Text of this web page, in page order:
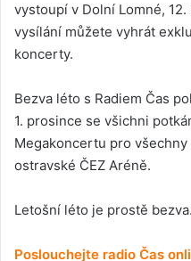
vystoupí v Dolní Lomné,
vysílání můžete vyhrát
koncerty.
Bezva léto s Radiem Čas
1. prosince se všichni
Megakoncertu pro
ostravské ČEZ Aréně.
Letošní léto je prostě
Poslouchejte radio Čas